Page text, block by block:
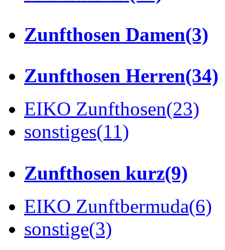
Zunfthosen Damen(3)
Zunfthosen Herren(34)
EIKO Zunfthosen(23)
sonstiges(11)
Zunfthosen kurz(9)
EIKO Zunftbermuda(6)
sonstige(3)